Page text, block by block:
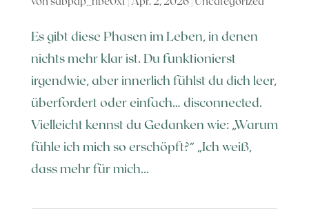
Es gibt diese Phasen im Leben, in denen
nichts mehr klar ist. Du funktionierst
irgendwie, aber innerlich fühlst du dich leer,
überfordert oder einfach… disconnected.
Vielleicht kennst du Gedanken wie: „Warum
fühle ich mich so erschöpft?“ „Ich weiß,
dass mehr für mich...